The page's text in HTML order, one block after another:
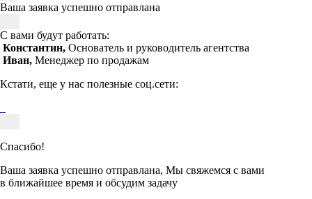
Ваша заявка успешно отправлана
С вами будут работать:
Константин, Основатель и руководитель агентства
Иван, Менеджер по продажам
Кстати, еще у нас полезные соц.сети:
Спасибо!
Ваша заявка успешно отправлана, Мы свяжемся с вами
в ближайшее время и обсудим задачу